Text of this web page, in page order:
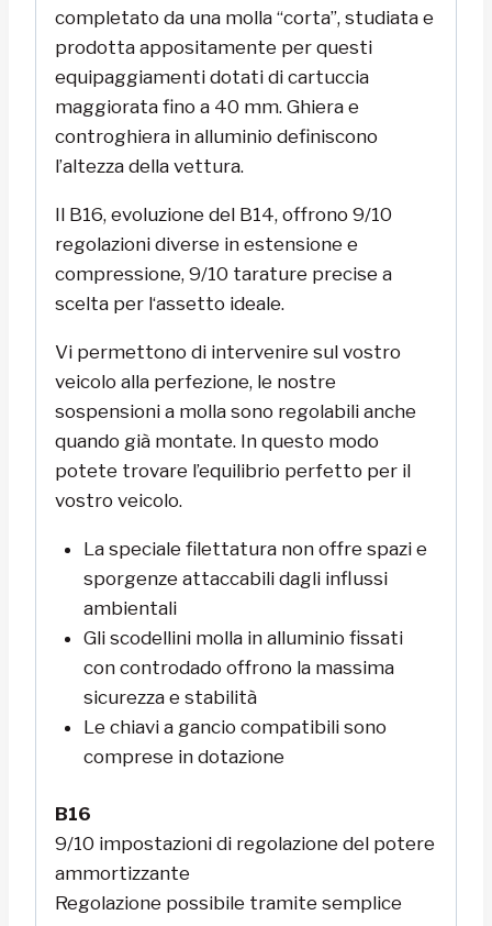
completato da una molla “corta”, studiata e
prodotta appositamente per questi
equipaggiamenti dotati di cartuccia
maggiorata fino a 40 mm. Ghiera e
controghiera in alluminio definiscono
l’altezza della vettura.
Il B16, evoluzione del B14, offrono 9/10
regolazioni diverse in estensione e
compressione, 9/10 tarature precise a
scelta per l‘assetto ideale.
Vi permettono di intervenire sul vostro
veicolo alla perfezione, le nostre
sospensioni a molla sono regolabili anche
quando già montate. In questo modo
potete trovare l’equilibrio perfetto per il
vostro veicolo.
La speciale filettatura non offre spazi e
sporgenze attaccabili dagli influssi
ambientali
Gli scodellini molla in alluminio fissati
con controdado offrono la massima
sicurezza e stabilità
Le chiavi a gancio compatibili sono
comprese in dotazione
B16
9/10 impostazioni di regolazione del potere
ammortizzante
Regolazione possibile tramite semplice